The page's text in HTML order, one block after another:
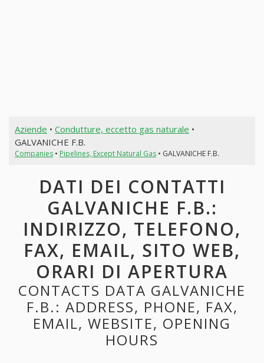
Aziende • Condutture, eccetto gas naturale •
GALVANICHE F.B.
Companies• Pipelines, Except Natural Gas• GALVANICHE F.B.
DATI DEI CONTATTI
GALVANICHE F.B.:
INDIRIZZO, TELEFONO,
FAX, EMAIL, SITO WEB,
ORARI DI APERTURA
CONTACTS DATA GALVANICHE
F.B.: ADDRESS, PHONE, FAX,
EMAIL, WEBSITE, OPENING
HOURS